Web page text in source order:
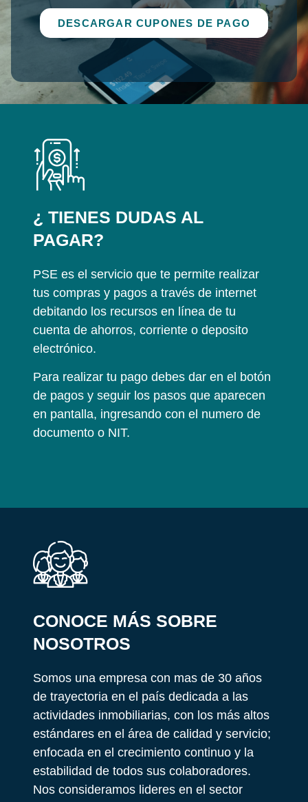
DESCARGAR CUPONES DE PAGO
¿ TIENES DUDAS AL
PAGAR?
PSE es el servicio que te permite realizar
tus compras y pagos a través de internet
debitando los recursos en línea de tu
cuenta de ahorros, corriente o deposito
electrónico.
Para realizar tu pago debes dar en el botón
de pagos y seguir los pasos que aparecen
en pantalla, ingresando con el numero de
documento o NIT.
CONOCE MÁS SOBRE
NOSOTROS
Somos una empresa con mas de 30 años
de trayectoria en el país dedicada a las
actividades inmobiliarias, con los más altos
estándares en el área de calidad y servicio;
enfocada en el crecimiento continuo y la
estabilidad de todos sus colaboradores.
Nos consideramos lideres en el sector